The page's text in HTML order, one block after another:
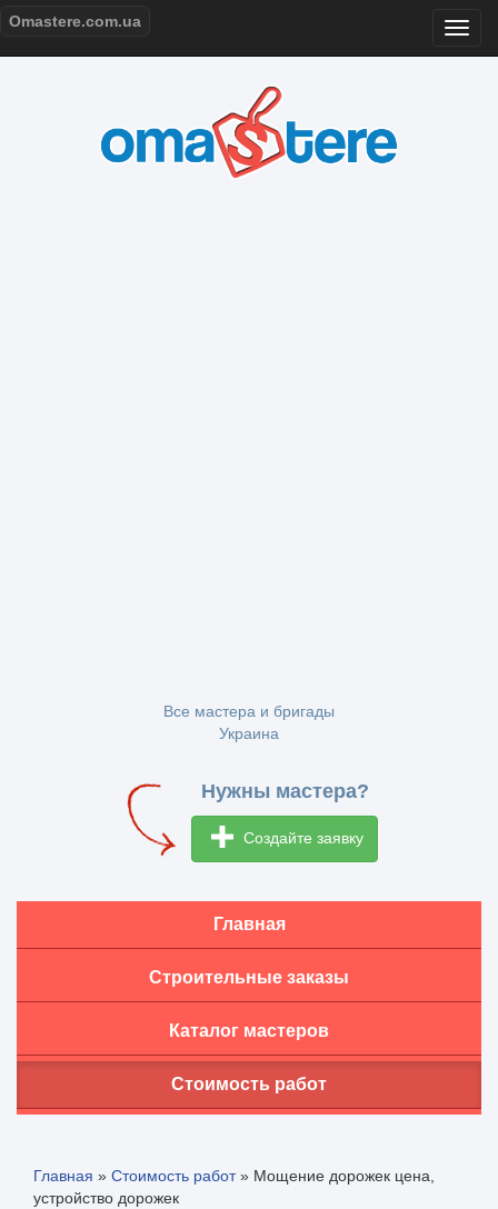
Omastere.com.ua
Все мастера и бригады
Украина
Нужны мастера?
Создайте заявку
Главная
Строительные заказы
Каталог мастеров
Стоимость работ
Главная » Стоимость работ» Мощение дорожек цена,
устройство дорожек